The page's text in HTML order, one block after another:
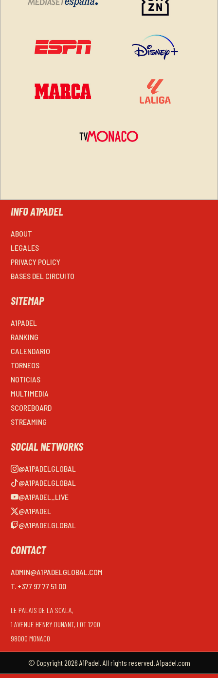
INFO A1PADEL
ABOUT
LEGALES
PRIVACY POLICY
BASES DEL CIRCUITO
SITEMAP
A1PADEL
RANKING
CALENDARIO
TORNEOS
NOTICIAS
MULTIMEDIA
SCOREBOARD
STREAMING
SOCIAL NETWORKS
@A1PADELGLOBAL
@A1PADELGLOBAL
@A1PADEL_LIVE
@A1PADEL
@A1PADELGLOBAL
CONTACT
ADMIN@A1PADELGLOBAL.COM
T. +377 97 77 51 00
LE PALAIS DE LA SCALA,
1 AVENUE HENRY DUNANT, LOT 1200
98000 MONACO
© Copyright 2026 A1Padel. All rights reserved. A1padel.com